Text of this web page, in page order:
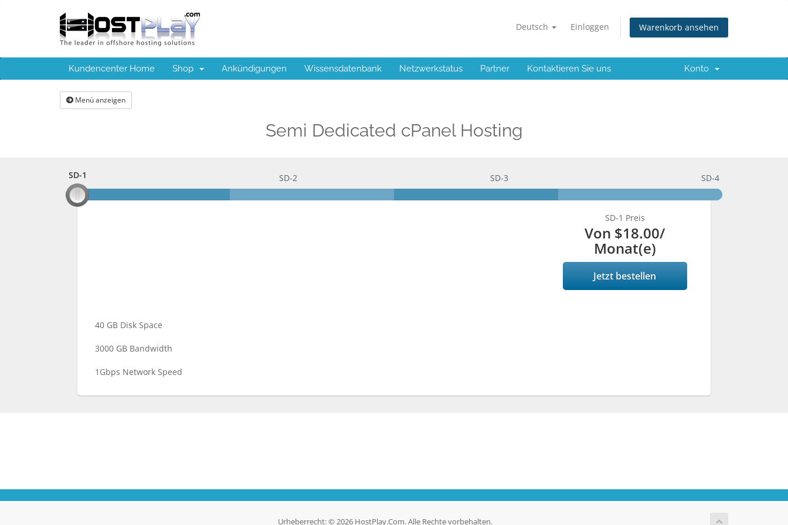
Deutsch Einloggen Warenkorb ansehen
Kundencenter Home Shop Ankündigungen Wissensdatenbank Netzwerkstatus Partner Kontaktieren Sie uns Konto
Menü anzeigen
Semi Dedicated cPanel Hosting
SD-1
SD-1 SD-2 SD-3 SD-4
SD-1 Preis
Von $18.00/
Monat(e)
Jetzt bestellen
40 GB Disk Space
3000 GB Bandwidth
1Gbps Network Speed
Urheberrecht: © 2026 HostPlay.Com. Alle Rechte vorbehalten.